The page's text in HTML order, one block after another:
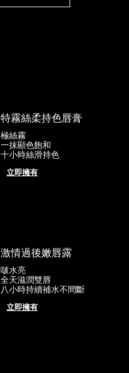
特霧絲柔持色唇膏
極絲霧
一抹顯色飽和
十小時絲滑持色
立即擁有
激情過後嫩唇露
啵水亮
全天滋潤雙唇
八小時持續補水不間斷
立即擁有